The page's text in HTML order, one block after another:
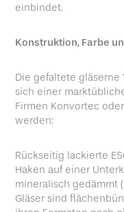
einbindet.
Konstruktion, Farbe
Die gefaltete
sich einer
Firmen Konvortec
werden:
Rückseitig lackierte
Haken auf einer
mineralisch gedämmt
Gläser sind